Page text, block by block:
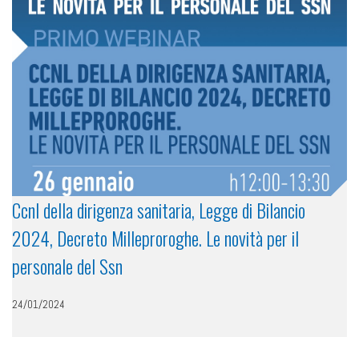
Ccnl della dirigenza sanitaria, Legge di Bilancio
2024, Decreto Milleproroghe. Le novità per il
personale del Ssn
24/01/2024